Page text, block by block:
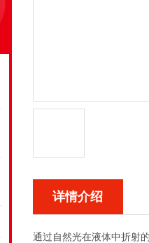
详情介绍
通过自然光在液体中折射